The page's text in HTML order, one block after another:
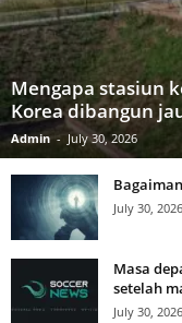
Mengapa stasiun
Korea dibangun
Admin - July 30, 2026
July 30, 2026
Masa
setelah
July 30, 2026